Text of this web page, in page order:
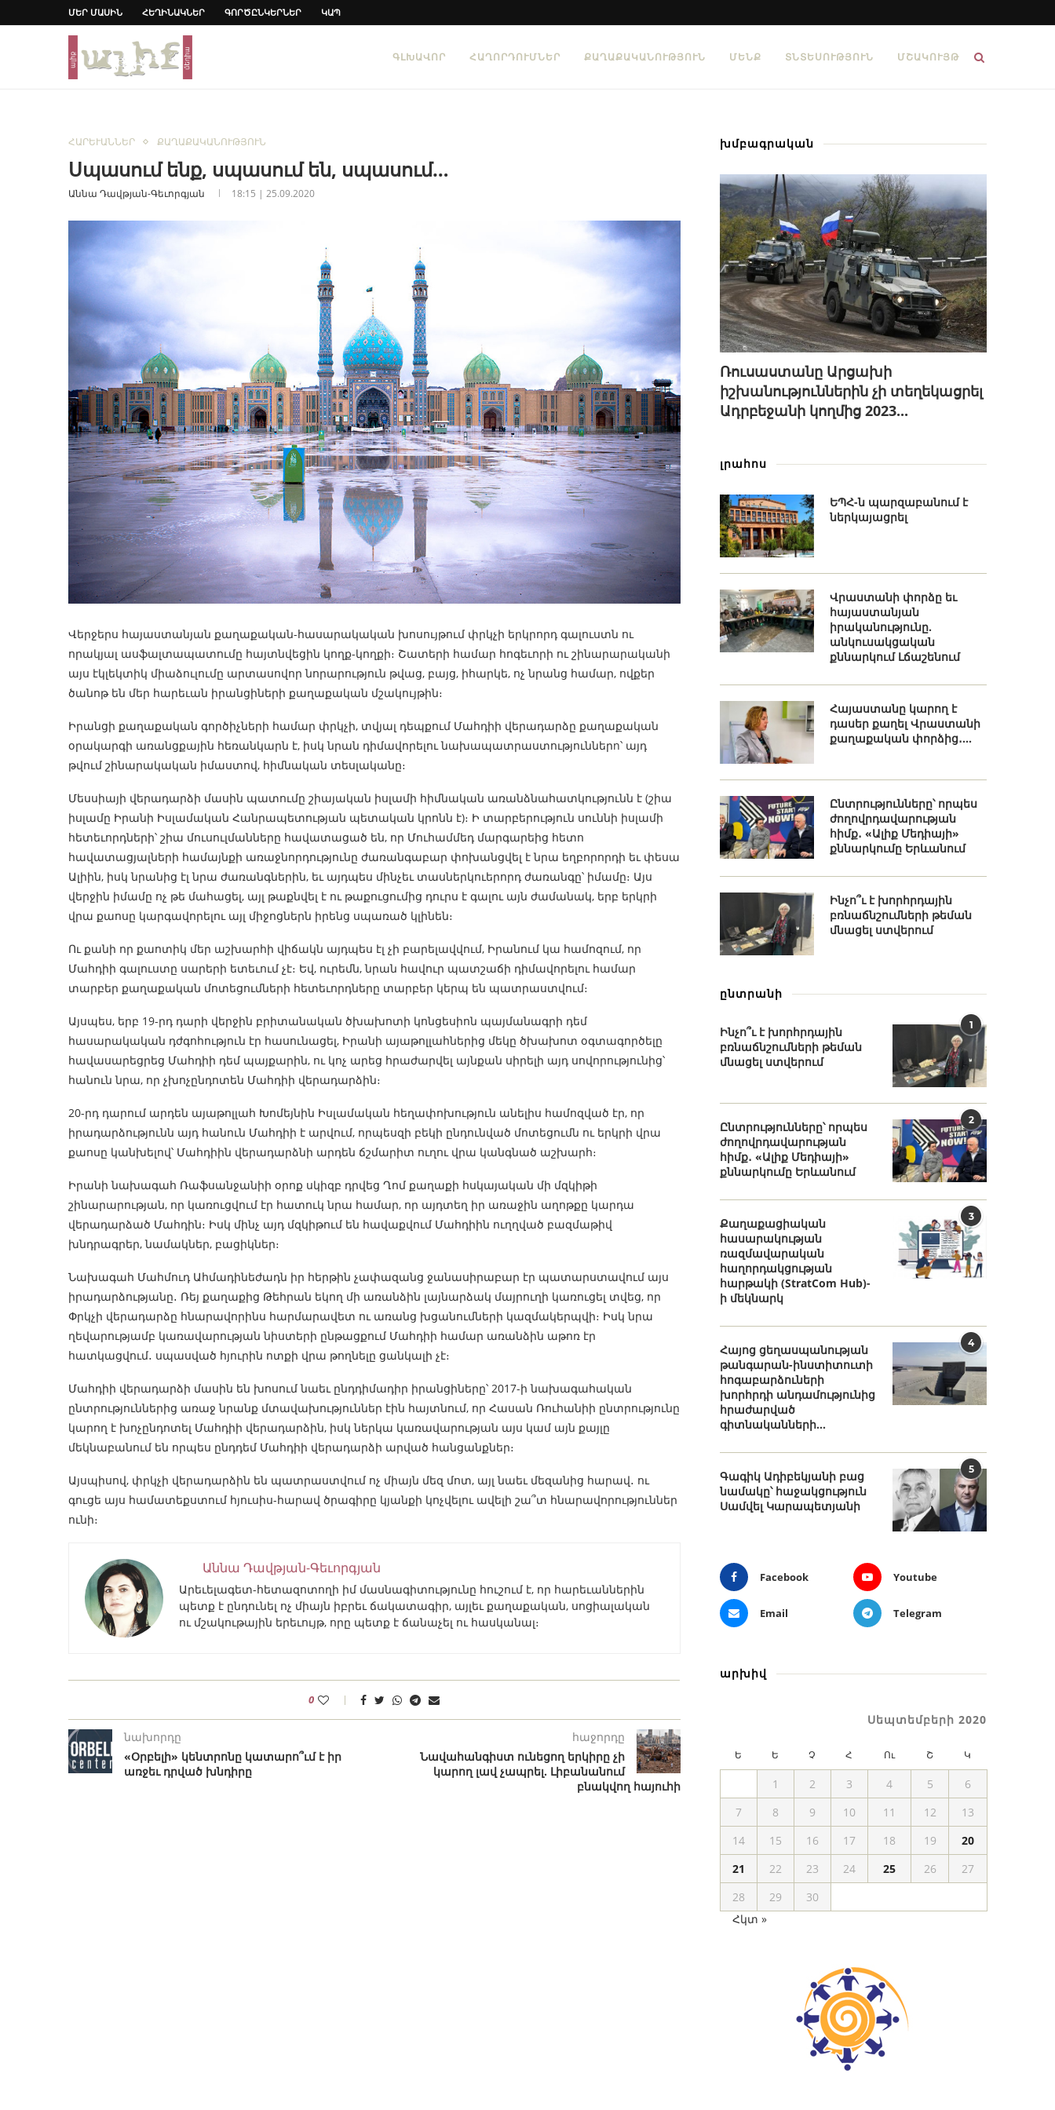
ՄԵՐ ՄԱՍԻՆ ՀԵՂԻՆԱԿՆԵՐ ԳՈՐԾԸՆԿԵՐՆԵՐ ԿԱՊ
ԳԼԽԱՎՈՐ ՀԱՂՈՐԴՈՒՄՆԵՐ ՔԱՂԱՔԱԿԱՆՈՒԹՅՈՒՆ ՄԵՆՔ ՏՆՏԵՍՈՒԹՅՈՒՆ ՄՇԱԿՈՒՅԹ
ՀԱՐԵՒԱՆՆԵՐ ՔԱՂԱՔԱԿԱՆՈՒԹՅՈՒՆ
Սպասում ենք, սպասում են, սպասում…
Աննա Դավթյան-Գեւորգյան 18:15 | 25.09.2020
Վերջերս հայաստանյան քաղաքական-հասարակական խոսույթում փրկչի երկրորդ գալուստն ու
որակյալ ասֆալտապատումը հայտնվեցին կողք-կողքի։ Շատերի համար հոգեւորի ու շինարարականի
այս էկլեկտիկ միաձուլումը արտասովոր նորարություն թվաց, բայց, իհարկե, ոչ նրանց համար, ովքեր
ծանոթ են մեր հարեւան իրանցիների քաղաքական մշակույթին։
Իրանցի քաղաքական գործիչների համար փրկչի, տվյալ դեպքում Մահդիի վերադարձը քաղաքական
օրակարգի առանցքային հեռանկարն է, իսկ նրան դիմավորելու նախապատրաստություններn՝ այդ
թվում շինարակական իմաստով, հիմնական տեսլականը։
Մեսսիայի վերադարձի մասին պատումը շիայական իսլամի հիմնական առանձնահատկությունն է (շիա
իսլամը Իրանի Իսլամական Հանրապետության պետական կրոնն է)։ Ի տարբերություն սուննի իսլամի
հետեւորդների՝ շիա մուսուլմանները հավատացած են, որ Մուհամմեդ մարգարեից հետո
հավատացյալների համայնքի առաջնորդությունը ժառանգաբար փոխանցվել է նրա եղբորորդի եւ փեսա
Ալիին, իսկ նրանից էլ նրա ժառանգներին, եւ այդպես մինչեւ տասներկուերորդ ժառանգը՝ իմամը։ Այս
վերջին իմամը ոչ թե մահացել, այլ թաքնվել է ու թաքուցումից դուրս է գալու այն ժամանակ, երբ երկրի
վրա քաոսը կարգավորելու այլ միջոցներն իրենց սպառած կլինեն։
Ու քանի որ քաոտիկ մեր աշխարհի վիճակն այդպես էլ չի բարելավվում, Իրանում կա համոզում, որ
Մահդիի գալուստը սարերի ետեւում չէ։ Եվ, ուրեմն, նրան հավուր պատշաճի դիմավորելու համար
տարբեր քաղաքական մոտեցումների հետեւորդները տարբեր կերպ են պատրաստվում։
Այսպես, երբ 19-րդ դարի վերջին բրիտանական ծխախոտի կոնցեսիոն պայմանագրի դեմ
հասարակական դժգոհություն էր հասունացել, Իրանի այաթոլլահներից մեկը ծխախոտ օգտագործելը
հավասարեցրեց Մահդիի դեմ պայքարին, ու կոչ արեց հրաժարվել այնքան սիրելի այդ սովորությունից՝
հանուն նրա, որ չխոչընդոտեն Մահդիի վերադարձին։
20-րդ դարում արդեն այաթոլլահ Խոմեյնին Իսլամական հեղափոխություն անելիս համոզված էր, որ
իրադարձությունն այդ հանուն Մահդիի է արվում, որպեսզի բեկի ընդունված մոտեցումն ու երկրի վրա
քաոսը կանխելով՝ Մահդիին վերադարձնի արդեն ճշմարիտ ուղու վրա կանգնած աշխարհ։
Իրանի նախագահ Ռաֆսանջանիի օրոք սկիզբ դրվեց Ղոմ քաղաքի հսկայական մի մզկիթի
շինարարության, որ կառուցվում էր հատուկ նրա համար, որ այդտեղ իր առաջին աղոթքը կարդա
վերադարձած Մահդին։ Իսկ մինչ այդ մզկիթում են հավաքվում Մահդիին ուղղված բազմաթիվ
խնդրագրեր, նամակներ, բացիկներ։
Նախագահ Մահմուդ Ահմադինեժադն իր հերթին չափազանց ջանասիրաբար էր պատարստավում այս
իրադարձությանը․ Ռեյ քաղաքից Թեհրան եկող մի առանձին լայնարձակ մայրուղի կառուցել տվեց, որ
Փրկչի վերադարձը հնարավորինս հարմարավետ ու առանց խցանումների կազմակերպվի։ Իսկ նրա
ղեվարությամբ կառավարության նիստերի ընթացքում Մահդիի համար առանձին աթոռ էր
հատկացվում․ սպասված հյուրին ոտքի վրա թողնելը ցանկալի չէ։
Մահդիի վերադարձի մասին են խոսում նաեւ ընդդիմադիր իրանցիները՝ 2017-ի նախագահական
ընտրություններից առաջ նրանք մտավախություններ էին հայտնում, որ Հասան Ռուհանիի ընտրությունը
կարող է խոչընդոտել Մահդիի վերադարձին, իսկ ներկա կառավարության այս կամ այն քայլը
մեկնաբանում են որպես ընդդեմ Մահդիի վերադարձի արված հանցանքներ։
Այսպիսով, փրկչի վերադարձին են պատրաստվում ոչ միայն մեզ մոտ, այլ նաեւ մեզանից հարավ․ ու
գուցե այս համատեքստում հյուսիս-հարավ ծրագիրը կյանքի կոչվելու ավելի շա՞տ հնարավորություններ
ունի։
Աննա Դավթյան-Գեւորգյան
Արեւելագետ-հետազոտողի իմ մասնագիտությունը հուշում է, որ հարեւաններին
պետք է ընդունել ոչ միայն իբրեւ ճակատագիր, այլեւ քաղաքական, սոցիալական
ու մշակութային երեւույթ, որը պետք է ճանաչել ու հասկանալ։
0
նախորդը
«Օրբելի» կենտրոնը կատարո՞ւմ է իր
առջեւ դրված խնդիրը
հաջորդը
Նավահանգիստ ունեցող երկիրը չի
կարող լավ չապրել. Լիբանանում
բնակվող հայուհի
խմբագրական
Ռուսաստանը Արցախի
իշխանություններին չի տեղեկացրել
Ադրբեջանի կողմից 2023...
լրահոս
ԵՊՀ-ն պարզաբանում է
ներկայացրել
Վրաստանի փորձը եւ
հայաստանյան
իրականությունը.
անկուսակցական
քննարկում Լճաշենում
Հայաստանը կարող է
դասեր քաղել Վրաստանի
քաղաքական փորձից․...
Ընտրությունները՝ որպես
ժողովրդավարության
հիմք․ «Ալիք Մեդիայի»
քննարկումը Երևանում
Ինչո՞ւ է խորհրդային
բռնաճնշումների թեման
մնացել ստվերում
ընտրանի
1
Ինչո՞ւ է խորհրդային
բռնաճնշումների թեման
մնացել ստվերում
2
Ընտրությունները՝ որպես
ժողովրդավարության
հիմք․ «Ալիք Մեդիայի»
քննարկումը Երևանում
3
Քաղաքացիական
հասարակության
ռազմավարական
հաղորդակցության
հարթակի (StratCom Hub)-
ի մեկնարկ
4
Հայոց ցեղասպանության
թանգարան-ինստիտուտի
հոգաբարձուների
խորհրդի անդամությունից
հրաժարված
գիտնականների...
5
Գագիկ Ադիբեկյանի բաց
նամակը՝ հաջակցություն
Սամվել Կարապետյանի
Facebook Youtube
Email Telegram
արխիվ
Սեպտեմբերի 2020
Ե Ե Չ Հ Ու Շ Կ
1 2 3 4 5
6
7
8 9 10 11 12
13
14
15 16 17 18 19
20
21
22 23 24 25 26
27
28
29
30
Հկտ »